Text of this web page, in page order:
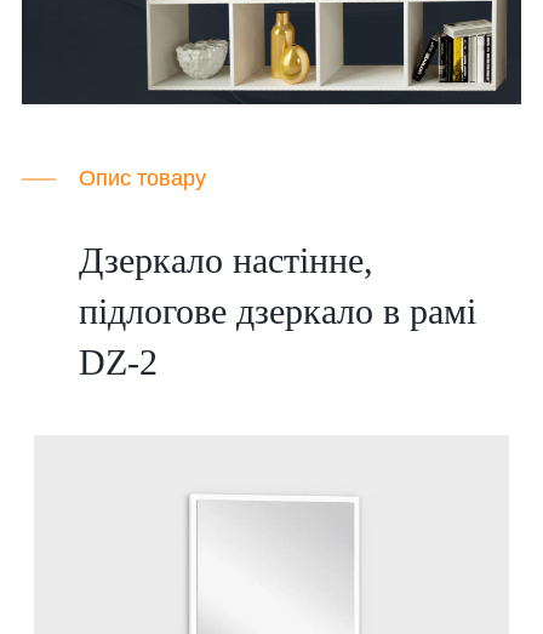
Опис товару
Дзеркало настінне,
підлогове дзеркало в рамі
DZ-2